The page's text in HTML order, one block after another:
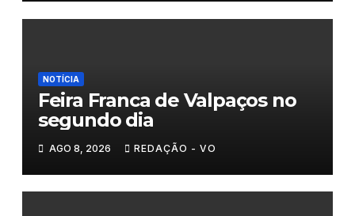
NOTÍCIA
Feira Franca de Valpaços no
segundo dia
AGO 8, 2026 REDAÇÃO - VO